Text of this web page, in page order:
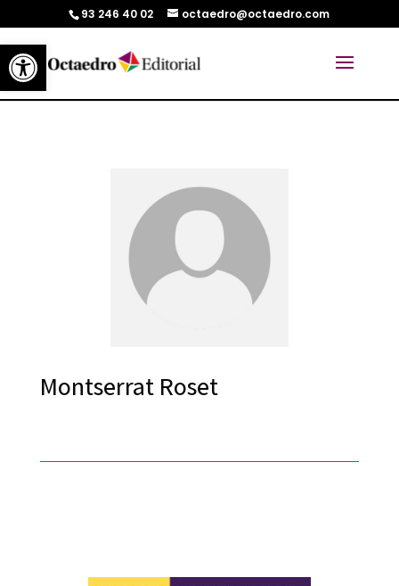
Abrir barra de herramientas
93 246 40 02 octaedro@octaedro.com
Montserrat Roset